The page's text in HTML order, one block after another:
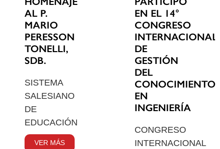
AL P.
MARIO
PERESSON
TONELLI,
SDB.
SISTEMA
SALESIANO
DE
EDUCACIÓN
VER MÁS
EN EL 14°
CONGRESO
INTERNACIONAL
DE
GESTIÓN
DEL
CONOCIMIENTO
EN
INGENIERÍA
CONGRESO
INTERNACIONAL